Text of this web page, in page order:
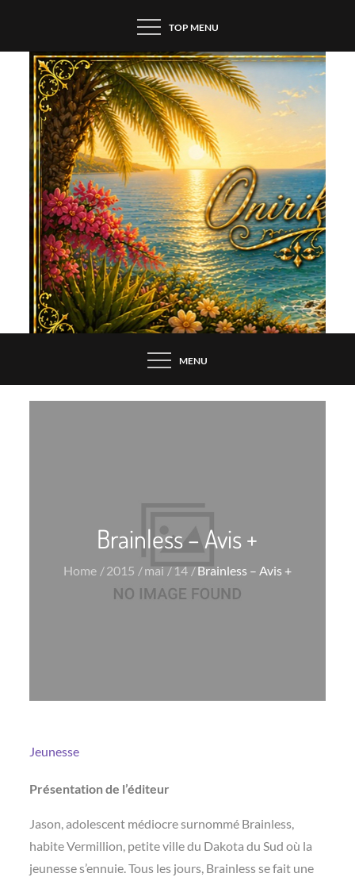
content
TOP MENU
MENU
Brainless – Avis +
Home 2015 mai 14 Brainless – Avis +
Jeunesse
Présentation de l’éditeur
Jason, adolescent médiocre surnommé Brainless,
habite Vermillion, petite ville du Dakota du Sud où la
jeunesse s’ennuie. Tous les jours, Brainless se fait une